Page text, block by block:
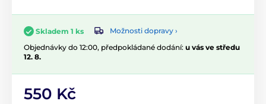
Skladem 1 ks
Možnosti dopravy ›
Objednávky do 12:00, předpokládané dodání: u vás ve středu
12. 8.
550 Kč